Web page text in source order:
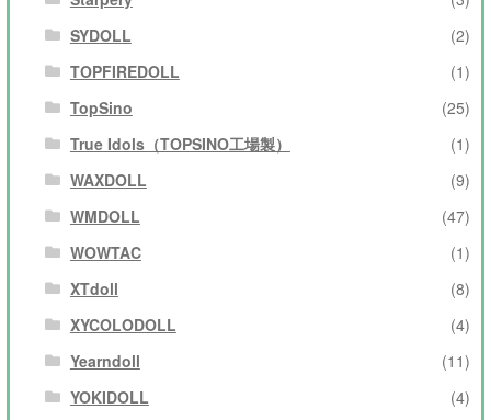
SYDOLL
(2)
TOPFIREDOLL
(1)
TopSino
(25)
True Idols（TOPSINO工場製）
(1)
WAXDOLL
(9)
WMDOLL
(47)
WOWTAC
(1)
XTdoll
(8)
XYCOLODOLL
(4)
Yearndoll
(11)
YOKIDOLL
(4)